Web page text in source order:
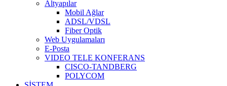
Altyapılar
Mobil Ağlar
ADSL/VDSL
Fiber Optik
Web Uygulamaları
E-Posta
VIDEO TELE KONFERANS
CISCO-TANDBERG
POLYCOM